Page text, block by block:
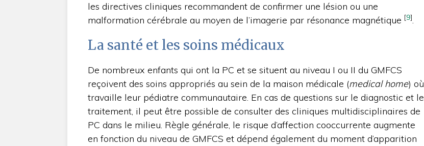
les directives cliniques recommandent de confirmer une lésion ou une
malformation cérébrale au moyen de l’imagerie par résonance magnétique [9].
La santé et les soins médicaux
De nombreux enfants qui ont la PC et se situent au niveau I ou II du GMFCS
reçoivent des soins appropriés au sein de la maison médicale (medical home) où
travaille leur pédiatre communautaire. En cas de questions sur le diagnostic et le
traitement, il peut être possible de consulter des cliniques multidisciplinaires de
PC dans le milieu. Règle générale, le risque d’affection cooccurrente augmente
en fonction du niveau de GMFCS et dépend également du moment d’apparition